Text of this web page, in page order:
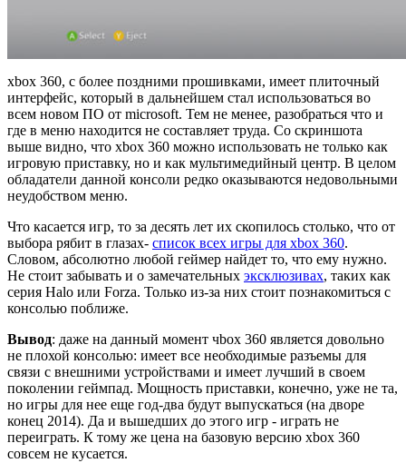
xbox 360, с более поздними прошивками, имеет плиточный
интерфейс, который в дальнейшем стал использоваться во
всем новом ПО от microsoft. Тем не менее, разобраться что и
где в меню находится не составляет труда. Со скриншота
выше видно, что xbox 360 можно использовать не только как
игровую приставку, но и как мультимедийный центр. В целом
обладатели данной консоли редко оказываются недовольными
неудобством меню.
Что касается игр, то за десять лет их скопилось столько, что от
выбора рябит в глазах- список всех игры для xbox 360.
Словом, абсолютно любой геймер найдет то, что ему нужно.
Не стоит забывать и о замечательных эксклюзивах, таких как
серия Halo или Forza. Только из-за них стоит познакомиться с
консолью поближе.
Вывод: даже на данный момент чbox 360 является довольно
не плохой консолью: имеет все необходимые разъемы для
связи с внешними устройствами и имеет лучший в своем
поколении геймпад. Мощность приставки, конечно, уже не та,
но игры для нее еще год-два будут выпускаться (на дворе
конец 2014). Да и вышедших до этого игр - играть не
переиграть. К тому же цена на базовую версию xbox 360
совсем не кусается.